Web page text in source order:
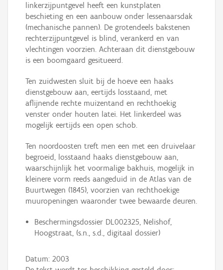
linkerzijpuntgevel heeft een kunstplaten
beschieting en een aanbouw onder lessenaarsdak
(mechanische pannen). De grotendeels bakstenen
rechterzijpuntgevel is blind, verankerd en van
vlechtingen voorzien. Achteraan dit dienstgebouw
is een boomgaard gesitueerd.
Ten zuidwesten sluit bij de hoeve een haaks
dienstgebouw aan, eertijds losstaand, met
aflijnende rechte muizentand en rechthoekig
venster onder houten latei. Het linkerdeel was
mogelijk eertijds een open schob.
Ten noordoosten treft men een met een druivelaar
begroeid, losstaand haaks dienstgebouw aan,
waarschijnlijk het voormalige bakhuis, mogelijk in
kleinere vorm reeds aangeduid in de Atlas van de
Buurtwegen (1845), voorzien van rechthoekige
muuropeningen waaronder twee bewaarde deuren.
Beschermingsdossier DL002325, Nelishof,
Hoogstraat, (s.n., s.d., digitaal dossier)
Datum: 2003